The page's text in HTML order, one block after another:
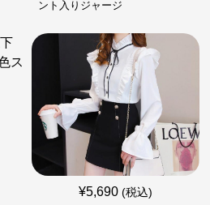
ント入りジャージ
¥5,690 (税込)